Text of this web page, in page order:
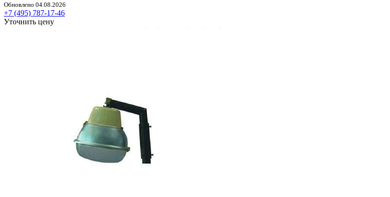
Обновлено 04.08.2026
+7 (495) 787-17-46
Уточнить цену